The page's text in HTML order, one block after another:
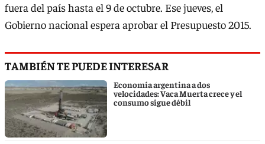
fuera del país hasta el 9 de octubre. Ese jueves, el
Gobierno nacional espera aprobar el Presupuesto 2015.
TAMBIÉN TE PUEDE INTERESAR
Economía argentina a dos
velocidades: Vaca Muerta crece y el
consumo sigue débil